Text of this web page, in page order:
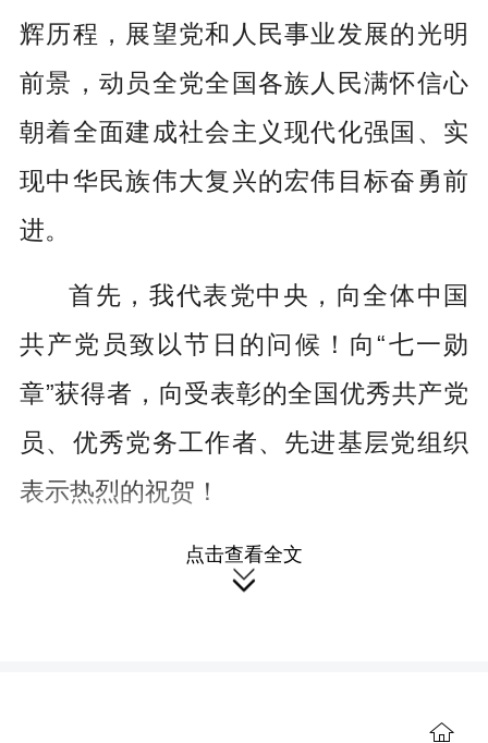
辉历程，展望党和人民事业发展的光明
前景，动员全党全国各族人民满怀信心
朝着全面建成社会主义现代化强国、实
现中华民族伟大复兴的宏伟目标奋勇前
进。
首先，我代表党中央，向全体中国
共产党员致以节日的问候！向“七一勋
章”获得者，向受表彰的全国优秀共产党
员、优秀党务工作者、先进基层党组织
表示热烈的祝贺！
同志们、朋友们！
工人运动的紧密结合中，中国共产党应
点击查看全文
